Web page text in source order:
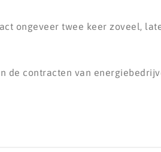
ongeveer twee keer zoveel,
de contracten van